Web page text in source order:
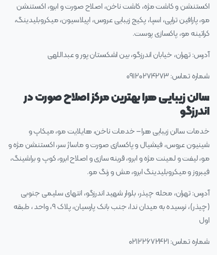
اکستنشن و کاشت مژه، کاشت ناخن، اصلاح صورت و ابرو، اکستنشن
مو، پارافین تراپی، اسپا، پکیج زیبایی عروس، اپیلاسیون، میکروبلیدینگ،
کراتینه مو، پاکسازی پوست.
آدرس: تهران، خیابان اندرزگو، بین اشکستان پور و عبداللهی
شماره تماس: ۰۹۱۲۰۲۷۴۲۷۳
سالن زیبایی هرا بهترین مرکز اصلاح صورت در
اندرزگو
خدمات سالن زیبایی هرا – خدمات ناخن، هایلایت مو، میکاپ و
شینیون عروس، فیشیال و پاکسازی صورت و ماساژ سر، اکستنشن مژه و
مو، لیفت و لمینت مژه و ابرو، قرینه سازی و اصلاح ابرو، کوپ و براشینگ،
فیبروز و میکروبلیدینگ ابرو، مش و رنگ مو.
آدرس: تهران، محله چیذر، بلوار شهید اندرزگو، انتهای سلیمی جنوبی
(چیذر)، نرسیده به میدان ندا، جنب بانک پارسیان، پلاک ۹، واحد ، طبقه
اول
شماره تماس: ۰۲۱۲۲۶۷۲۴۲۱